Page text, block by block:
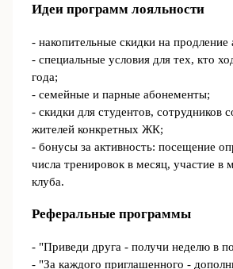
Идеи программ лояльности
- накопительные скидки на продление
- специальные условия для тех, кто
года;
- семейные и парные абонементы;
- скидки для студентов, сотрудников
жителей конкретных ЖК;
- бонусы за активность: посещение
числа тренировок в месяц, участие в
клуба.
Реферальные программы
- "Приведи друга - получи неделю в
- "За каждого приглашенного -